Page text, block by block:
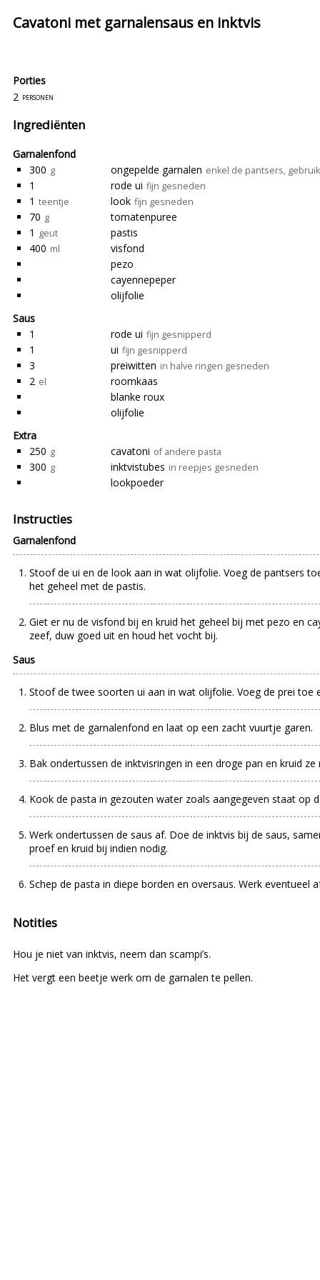
Cavatoni met garnalensaus en inktvis
Porties
2 personen
Ingrediënten
Garnalenfond
300 g ongepelde garnalen enkel de pantsers,
1 rode ui fijn gesneden
1 teentje look fijn gesneden
70 g
tomatenpuree
1 geut
pastis
400 ml
visfond
pezo
cayennepeper
olijfolie
Saus
1
rode ui fijn gesnipperd
1 ui fijn gesnipperd
3 preiwitten in halve ringen gesneden
2 el
roomkaas
blanke roux
olijfolie
Extra
250 g cavatoni of andere pasta
300 g inktvistubes in reepjes gesneden
lookpoeder
Instructies
Garnalenfond
Stoof de ui en de look aan in wat olijfolie. Voeg de pantsers
het geheel met de pastis.
Giet er nu de visfond bij en kruid het geheel bij met pezo en
zeef, duw goed uit en houd het vocht bij.
Saus
Stoof de twee soorten ui aan in wat olijfolie. Voeg de prei toe
Blus met de garnalenfond en laat op een zacht vuurtje garen.
Bak ondertussen de inktvisringen in een droge pan en kruid
Kook de pasta in gezouten water zoals aangegeven staat op
Werk ondertussen de saus af. Doe de inktvis bij de saus,
proef en kruid bij indien nodig.
Schep de pasta in diepe borden en oversaus. Werk
Notities
Hou je niet van inktvis, neem dan scampi’s.
Het vergt een beetje werk om de garnalen te pellen.